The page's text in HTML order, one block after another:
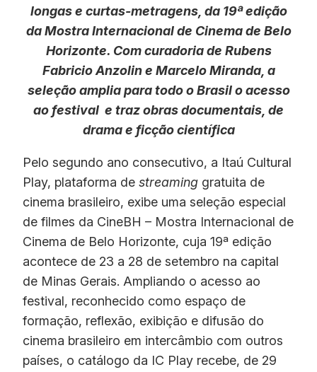
longas e curtas-metragens, da 19ª edição
da Mostra Internacional de Cinema de Belo
Horizonte. Com curadoria de Rubens
Fabricio Anzolin e Marcelo Miranda, a
seleção amplia para todo o Brasil o acesso
ao festival e traz obras documentais, de
drama e ficção científica
Pelo segundo ano consecutivo, a Itaú Cultural
Play, plataforma de streaming gratuita de
cinema brasileiro, exibe uma seleção especial
de filmes da CineBH – Mostra Internacional de
Cinema de Belo Horizonte, cuja 19ª edição
acontece de 23 a 28 de setembro na capital
de Minas Gerais. Ampliando o acesso ao
festival, reconhecido como espaço de
formação, reflexão, exibição e difusão do
cinema brasileiro em intercâmbio com outros
países, o catálogo da IC Play recebe, de 29